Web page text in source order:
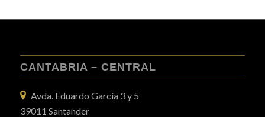
CANTABRIA – CENTRAL
Avda. Eduardo García 3 y 5
39011 Santander